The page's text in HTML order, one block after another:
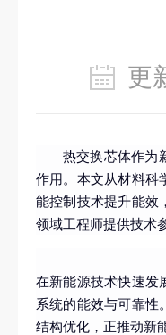
更
热交换芯体作为
作用。本文从材料科
能控制技术提升能效
领域工程师提供技术
在新能源技术快速发
系统的能效与可靠性
结构优化，正推动新